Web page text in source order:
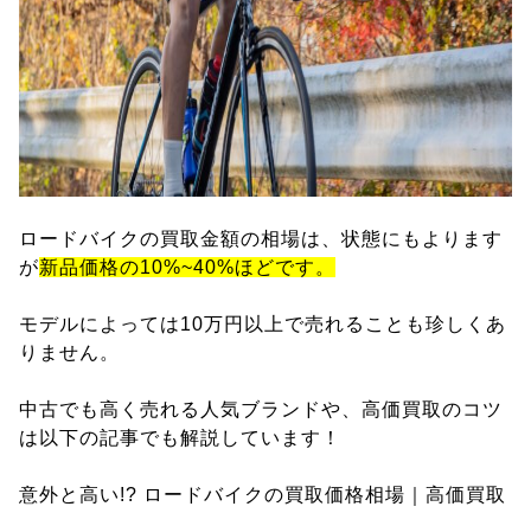
ロードバイクの買取金額の相場は、状態にもよります
が新品価格の10%~40%ほどです。
モデルによっては10万円以上で売れることも珍しくあ
りません。
中古でも高く売れる人気ブランドや、高価買取のコツ
は以下の記事でも解説しています！
意外と高い!? ロードバイクの買取価格相場｜高価買取